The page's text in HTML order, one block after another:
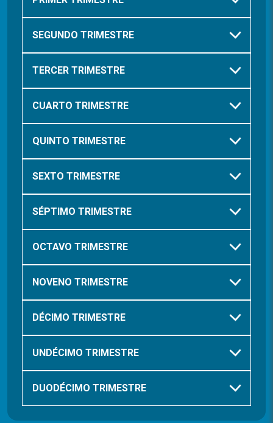
SEGUNDO TRIMESTRE
TERCER TRIMESTRE
CUARTO TRIMESTRE
QUINTO TRIMESTRE
SEXTO TRIMESTRE
SÉPTIMO TRIMESTRE
OCTAVO TRIMESTRE
NOVENO TRIMESTRE
DÉCIMO TRIMESTRE
UNDÉCIMO TRIMESTRE
DUODÉCIMO TRIMESTRE